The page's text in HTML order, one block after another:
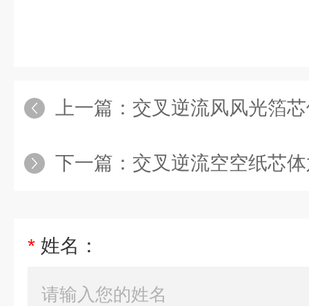
上一篇： 交叉逆流风风光箔
下一篇： 交叉逆流空空纸芯
* 姓名：